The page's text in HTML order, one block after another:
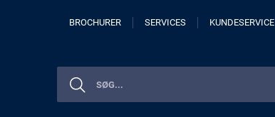
BROCHURER SERVICES KUNDESERVICE